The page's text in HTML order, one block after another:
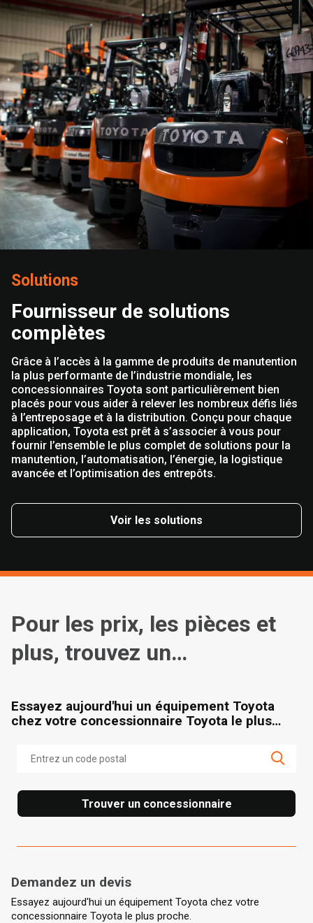
Solutions
Fournisseur de solutions
complètes
Grâce à l’accès à la gamme de produits de manutention
la plus performante de l’industrie mondiale, les
concessionnaires Toyota sont particulièrement bien
placés pour vous aider à relever les nombreux défis liés
à l’entreposage et à la distribution. Conçu pour chaque
application, Toyota est prêt à s’associer à vous pour
fournir l’ensemble le plus complet de solutions pour la
manutention, l’automatisation, l’énergie, la logistique
avancée et l’optimisation des entrepôts.
Voir les solutions
Pour les prix, les pièces et
plus, trouvez un
Essayez aujourd'hui un équipement Toyota
chez votre concessionnaire Toyota le plus
Trouver un concessionnaire
Demandez un devis
Essayez aujourd'hui un équipement Toyota chez votre
concessionnaire Toyota le plus proche.